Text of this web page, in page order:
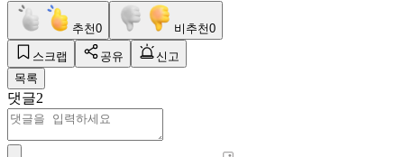
추천0 비추천0
스크랩 공유
신고
목록
댓글2